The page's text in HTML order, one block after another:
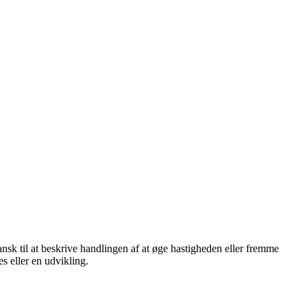
til at beskrive handlingen af at øge hastigheden eller fremme
eller en udvikling.